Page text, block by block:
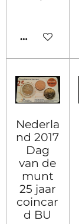
IN
Nederla
nd 2017
Dag
van de
munt
25 jaar
coincar
d BU